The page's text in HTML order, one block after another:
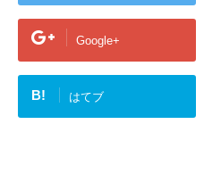
Google+
B! はてブ